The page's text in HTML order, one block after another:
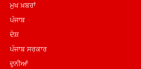
ਮੁਖ ਖ਼ਬਰਾਂ
ਪੰਜਾਬ
ਦੇਸ਼
ਪੰਜਾਬ ਸਰਕਾਰ
ਦੁਨੀਆਂ